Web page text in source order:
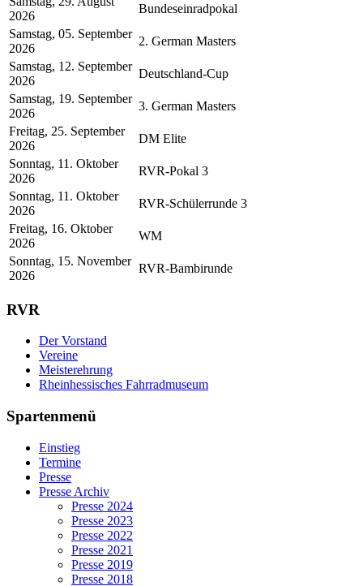
2026
Bundeseinradpokal
Samstag, 05. September
2026
2. German Masters
Samstag, 12. September
2026
Deutschland-Cup
Samstag, 19. September
2026
3. German Masters
Freitag, 25. September
2026
DM Elite
Sonntag, 11. Oktober
2026
RVR-Pokal 3
Sonntag, 11. Oktober
2026
RVR-Schülerrunde 3
Freitag, 16. Oktober
2026
WM
Sonntag, 15. November
2026
RVR-Bambirunde
RVR
Der Vorstand
Vereine
Meisterehrung
Rheinhessisches Fahrradmuseum
Spartenmenü
Einstieg
Termine
Presse
Presse Archiv
Presse 2024
Presse 2023
Presse 2022
Presse 2021
Presse 2019
Presse 2018